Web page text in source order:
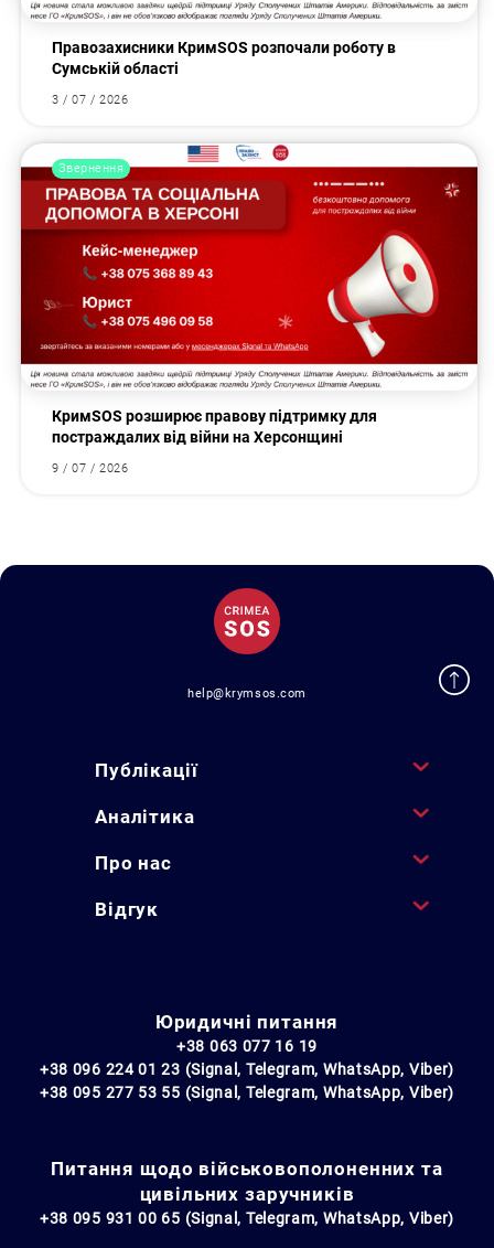
Правозахисники КримSOS розпочали роботу в
Сумській області
3 / 07 / 2026
Звернення
КримSOS розширює правову підтримку для
постраждалих від війни на Херсонщині
9 / 07 / 2026
help@krymsos.com
Публікації
Аналітика
Про нас
Відгук
Юридичні питання
+38 063 077 16 19
+38 096 224 01 23 (Signal, Telegram, WhatsApp, Viber)
+38 095 277 53 55 (Signal, Telegram, WhatsApp, Viber)
Питання щодо військовополоненних та
цивільних заручників
+38 095 931 00 65 (Signal, Telegram, WhatsApp, Viber)